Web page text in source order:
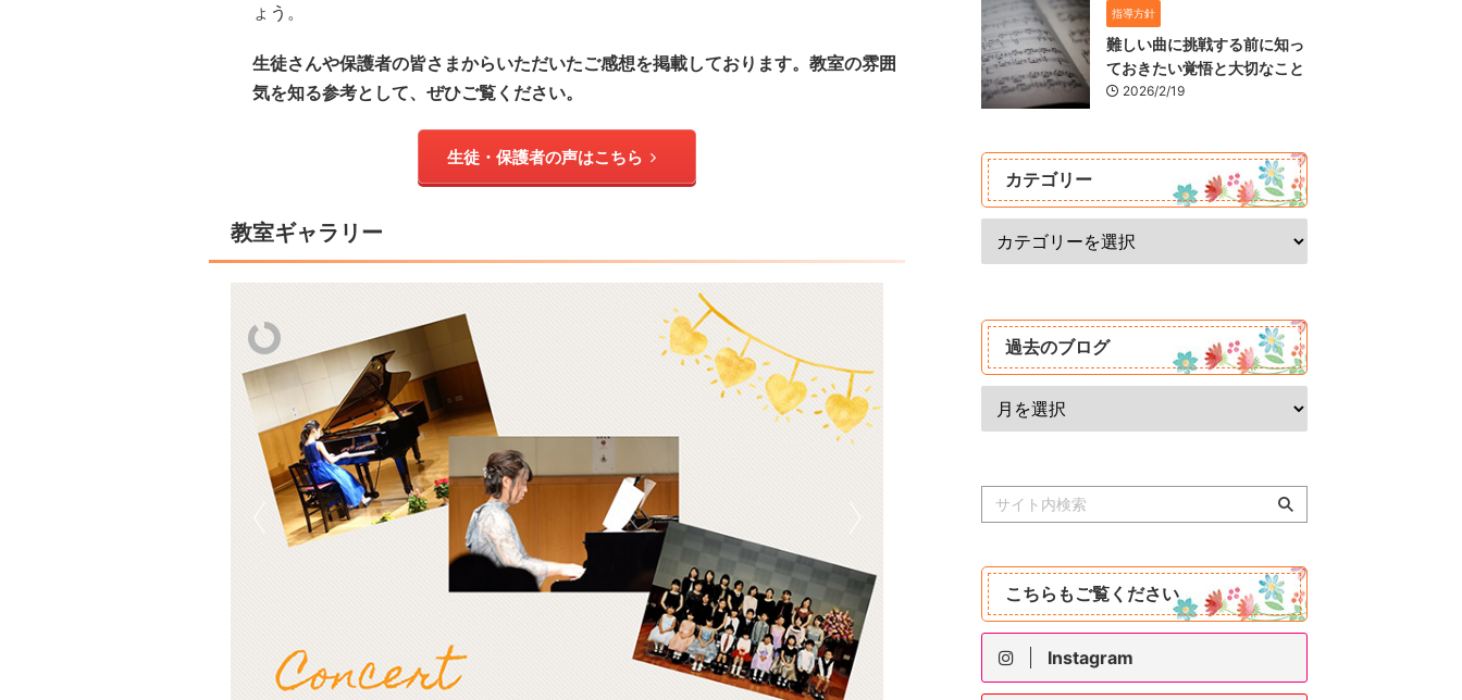
ょう。
生徒さんや保護者の皆さまからいただいたご感想を掲載しております。教室の雰囲
気を知る参考として、ぜひご覧ください。
生徒・保護者の声はこちら
教室ギャラリー
指導方針
難しい曲に挑戦する前に知っ
ておきたい覚悟と大切なこと
2026/2/19
カテゴリー
過去のブログ
こちらもご覧ください
Instagram